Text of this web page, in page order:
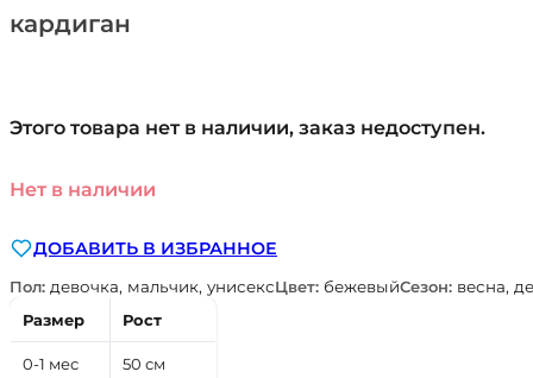
кардиган
Этого товара нет в наличии, заказ недоступен.
Нет в наличии
ДОБАВИТЬ В ИЗБРАННОЕ
Пол: девочка, мальчик, унисексЦвет: бежевыйСезон: весна,
Размер
Рост
0-1 мес 50 см